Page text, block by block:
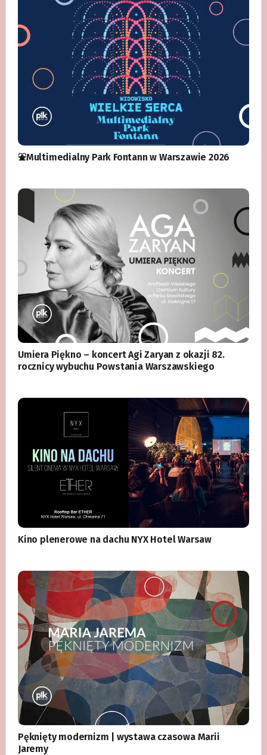
⛲️Multimedialny Park Fontann w Warszawie 2026
Umiera Piękno – koncert Agi Zaryan z okazji 82.
rocznicy wybuchu Powstania Warszawskiego
Kino plenerowe na dachu NYX Hotel Warsaw
Pęknięty modernizm | wystawa czasowa Marii
Jaremy